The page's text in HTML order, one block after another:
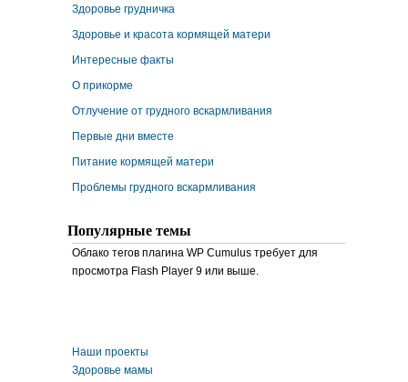
Здоровье грудничка
Здоровье и красота кормящей матери
Интересные факты
О прикорме
Отлучение от грудного вскармливания
Первые дни вместе
Питание кормящей матери
Проблемы грудного вскармливания
Популярные темы
Облако тегов плагина WP Cumulus требует для
просмотра Flash Player 9 или выше.
Наши проекты
Здоровье мамы